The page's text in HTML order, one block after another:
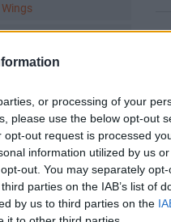
or processing of your
please use the below opt-out
out request is processed
information utilized by us
out. You may separately
parties on the IAB’s list of
by us to third parties on the
Wings
csütörtök, 23:08
csütörtök, 22:48
N0MAD
csütörtök, 22:31
bitKain
csütörtök, 22:29